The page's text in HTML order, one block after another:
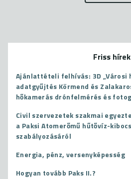
Friss hírek
Ajánlattételi felhívás: 3D „Városi
adatgyűjtés Körmend és
hőkamerás drónfelmérés és
Civil szervezetek szakmai
a Paksi Atomerőmű hűtővíz-
szabályozásáról
Energia, pénz, versenyképesség
Hogyan tovább Paks II.?